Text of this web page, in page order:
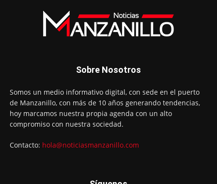
Sobre Nosotros
Somos un medio informativo digital, con sede en el puerto
de Manzanillo, con más de 10 años generando tendencias,
hoy marcamos nuestra propia agenda con un alto
compromiso con nuestra sociedad.
Contacto: hola@noticiasmanzanillo.com